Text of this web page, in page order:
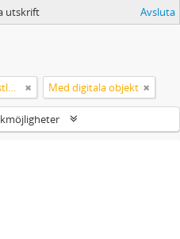
utskrift Avsluta
Carl Michael Bellman: Fredmans epistlar m.m. Med digitala objekt